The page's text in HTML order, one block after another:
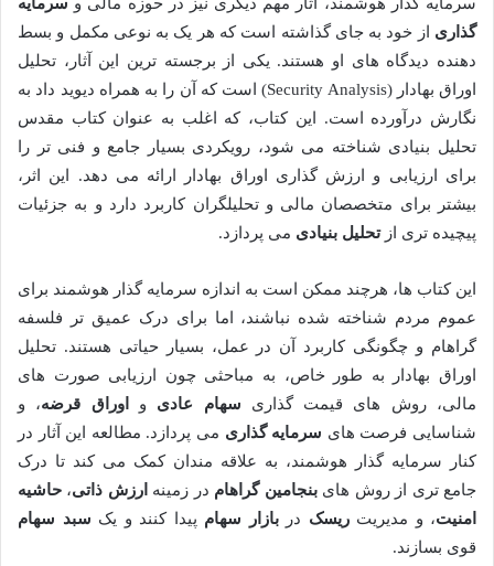
گذاری از خود به جای گذاشته است که هر یک به نوعی مکمل و بسط
دهنده دیدگاه های او هستند. یکی از برجسته ترین این آثار، تحلیل
اوراق بهادار (Security Analysis) است که آن را به همراه دیوید داد به
نگارش درآورده است. این کتاب، که اغلب به عنوان کتاب مقدس
تحلیل بنیادی شناخته می شود، رویکردی بسیار جامع و فنی تر را
برای ارزیابی و ارزش گذاری اوراق بهادار ارائه می دهد. این اثر،
بیشتر برای متخصصان مالی و تحلیلگران کاربرد دارد و به جزئیات
پیچیده تری ازتحلیل بنیادی می پردازد.
این کتاب ها، هرچند ممکن است به اندازه سرمایه گذار هوشمند برای
عموم مردم شناخته شده نباشند، اما برای درک عمیق تر فلسفه
گراهام و چگونگی کاربرد آن در عمل، بسیار حیاتی هستند. تحلیل
اوراق بهادار به طور خاص، به مباحثی چون ارزیابی صورت های
مالی، روش های قیمت گذاری سهام عادی و اوراق قرضه، و
شناسایی فرصت های سرمایه گذاری می پردازد. مطالعه این آثار در
کنار سرمایه گذار هوشمند، به علاقه مندان کمک می کند تا درک
جامع تری از روش هایبنجامین گراهام در زمینه ارزش ذاتی، حاشیه
امنیت، و مدیریتریسک دربازار سهام پیدا کنند و یک سبد سهام
قوی بسازند.